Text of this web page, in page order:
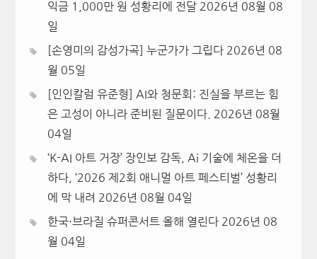
익금 1,000만 원 성황리에 전달 2026년 08월 08
일
[손영미의 감성가곡] 누군가가 그립다 2026년 08
월 05일
[인인칼럼 유준형] AI와 청문회: 진실을 부르는 힘
은 고성이 아니라 준비된 질문이다.
2026년 08월
04일
‘K-AI 아트 거장’ 장인보 감독, Ai 기술에 체온을 더
하다, ‘2026 제2회 애니멀 아트 페스티벌’ 성황리
에 막 내려 2026년 08월 04일
한국·브라질 슈퍼콘서트 올해 열린다 2026년 08
월 04일